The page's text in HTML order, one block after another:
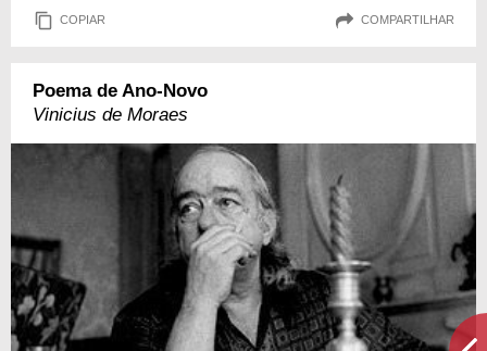
COPIAR COMPARTILHAR
Poema de Ano-Novo
Vinicius de Moraes